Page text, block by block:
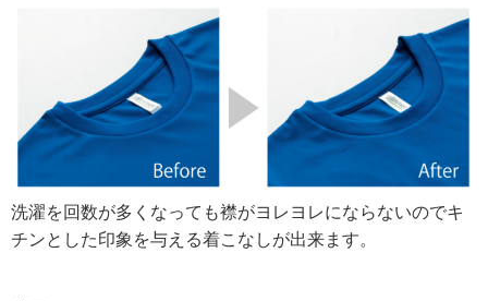
洗濯を回数が多くなっても襟がヨレヨレにならないのでキ
チンとした印象を与える着こなしが出来ます。